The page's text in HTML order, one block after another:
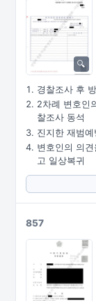
경찰조사 후
2차례 변호인
찰조사 동석
진지한 재범
변호인의 의
고 일상복귀
857